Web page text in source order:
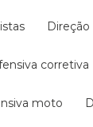
corretiva
moto